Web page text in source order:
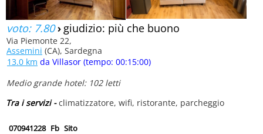
voto: 7.80› giudizio: più che buono
Via Piemonte 22,
Assemini (CA), Sardegna
13.0 km da Villasor (tempo: 00:15:00)
Medio grande hotel: 102 letti
Tra i servizi -climatizzatore, wifi, ristorante, parcheggio
070941228 Fb Sito